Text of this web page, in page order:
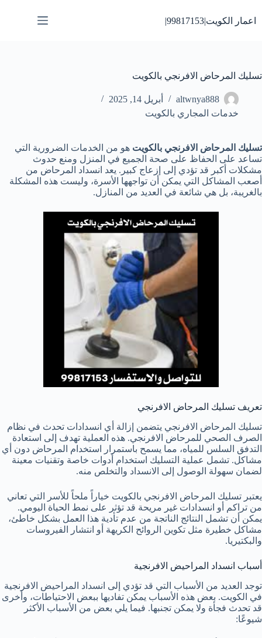
إلى
المحتوى
اعمار الكويت|99817153|
تسليك المرحاض الافرنجي بالكويت
altwnya888
أبريل 14, 2025
خدمات المجاري بالكويت
تسليك المرحاض الافرنجي بالكويت هو من الخدمات الضرورية التي
تساعد على الحفاظ على صحة الجميع في المنزل ومنع حدوث
مشكلات أكبر قد تؤدي إلى إزعاج كبير. يعد انسداد المرحاض من
أصعب المشاكل التي يمكن أن تواجهها الأسرة، وليست هذه المشكلة
بالغريبة، بل هي شائعة في العديد من المنازل.
تعريف تسليك المرحاض الافرنجي
تسليك المرحاض الافرنجي يتضمن إزالة أي انسدادات تحدث في نظام
الصرف الصحي للمرحاض الافرنجي. هذه العملية تهدف إلى استعادة
التدفق السلس للمياه، مما يسمح باستمرار استخدام المرحاض دون أي
مشاكل. تشمل عملية التسليك استخدام أدوات خاصة وتقنيات معينة
لضمان سهولة الوصول إلى الانسداد والتخلص منه.
يعتبر تسليك المرحاض الافرنجي بالكويت خياراً ملحاً للأسر التي تعاني
من تراكم أو انسدادات غير مريحة قد تؤثر على نمط الحياة اليومي.
يمكن أن تشمل النتائج الناتجة من عدم تأدية هذا العمل بشكل خاطئ،
مشاكل خطيرة مثل تكوين الروائح الكريهة أو انتشار الفيروسات
والبكتيريا.
أسباب انسداد المراحيض الافرنجية
توجد العديد من الأسباب التي قد تؤدي إلى انسداد المراحيض الافرنجية
في الكويت. بعض هذه الأسباب يمكن تفاديها ببعض الاحتياطات، وأخرى
قد تحدث فجأة ولا يمكن تجنبها. فيما يلي بعض من الأسباب الأكثر
شيوعًا: